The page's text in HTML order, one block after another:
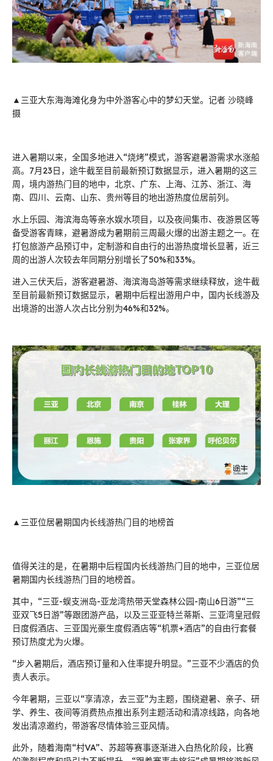
▲三亚大东海海滩化身为中外游客心中的梦幻天堂。记者 沙晓峰
摄
进入暑期以来，全国多地进入“烧烤”模式，游客避暑游需求水涨船
高。7月23日，途牛截至目前最新预订数据显示，进入暑期的这三
周，境内游热门目的地中，北京、广东、上海、江苏、浙江、海
南、四川、云南、山东、贵州等目的地出游热度位居前列。
水上乐园、海滨海岛等亲水娱水项目，以及夜间集市、夜游景区等
备受游客青睐，避暑游成为暑期前三周最火爆的出游主题之一。在
打包旅游产品预订中，定制游和自由行的出游热度增长显著，近三
周的出游人次较去年同期分别增长了50%和33%。
进入三伏天后，游客避暑游、海滨海岛游等需求继续释放，途牛截
至目前最新预订数据显示，暑期中后程出游用户中，国内长线游及
出境游的出游人次占比分别为46%和32%。
▲三亚位居暑期国内长线游热门目的地榜首
值得关注的是，在暑期中后程国内长线游热门目的地中，三亚位居
暑期国内长线游热门目的地榜首。
其中，“三亚-蜈支洲岛-亚龙湾热带天堂森林公园-南山6日游”“三
亚双飞5日游”等跟团游产品，以及三亚亚特兰蒂斯、三亚湾皇冠假
日度假酒店、三亚国光豪生度假酒店等“机票+酒店”的自由行套餐
预订热度尤为火爆。
“步入暑期后，酒店预订量和入住率提升明显。”三亚不少酒店的负
责人表示。
今年暑期，三亚以“享清凉，去三亚”为主题，围绕避暑、亲子、研
学、养生、夜间等消费热点推出系列主题活动和清凉线路，向各地
发出清凉邀约，带游客尽情体验三亚风情。
此外，随着海南“村VA”、苏超等赛事逐渐进入白热化阶段，比赛